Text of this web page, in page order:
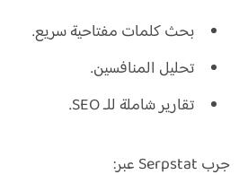
بحث كلمات مفتاحية سريع.
تحليل المنافسين.
تقارير شاملة للـ SEO.
جرب Serpstat عبر: